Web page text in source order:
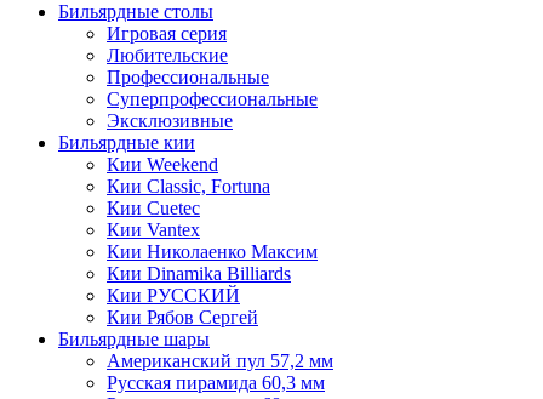
Бильярдные столы
Игровая серия
Любительские
Профессиональные
Суперпрофессиональные
Эксклюзивные
Бильярдные кии
Кии Weekend
Кии Classic, Fortuna
Кии Cuetec
Кии Vantex
Кии Николаенко Максим
Кии Dinamika Billiards
Кии РУССКИЙ
Кии Рябов Сергей
Бильярдные шары
Американский пул 57,2 мм
Русская пирамида 60,3 мм